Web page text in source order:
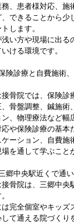
務、患者様対応、施
できることから少
します。
浅い方や現場に出る
ける環境です。
保険診療と自費施術
接骨院では、保険
、骨盤調整、鍼施術
、物理療法など幅
や保険診療の基本
ケーション、自費施
を通して学ぶこと
三郷中央駅近くで通
接骨院は、三郷中
は完全個室やキッズ
て通える院づくり